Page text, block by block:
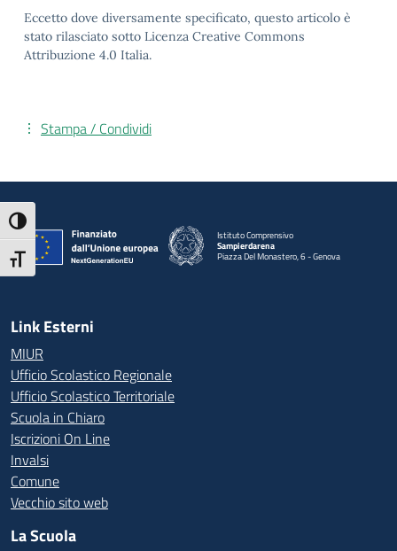
Attiva/disattiva alto contrasto
Attiva/disattiva dimensione testo
Eccetto dove diversamente specificato, questo articolo è
stato rilasciato sotto Licenza Creative Commons
Attribuzione 4.0 Italia.
Stampa / Condividi
Istituto Comprensivo
Sampierdarena
Piazza Del Monastero, 6 - Genova
— Visita la pagina iniziale della scuola
Link Esterni
MIUR
Ufficio Scolastico Regionale
Ufficio Scolastico Territoriale
Scuola in Chiaro
Iscrizioni On Line
Invalsi
Comune
Vecchio sito web
La Scuola